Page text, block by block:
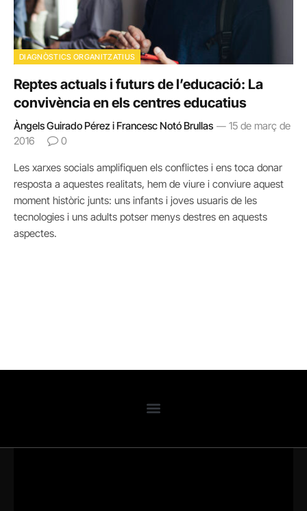
DIAGNÒSTICS ORGANITZATIUS
Reptes actuals i futurs de l’educació: La
convivència en els centres educatius
Àngels Guirado Pérez i Francesc Notó Brullas
15 de març de
2016
0
Les xarxes socials amplifiquen els conflictes i ens toca donar
resposta a aquestes realitats, hem de viure i conviure aquest
moment històric junts: uns infants i joves usuaris de les
tecnologies i uns adults potser menys destres en aquests
aspectes.